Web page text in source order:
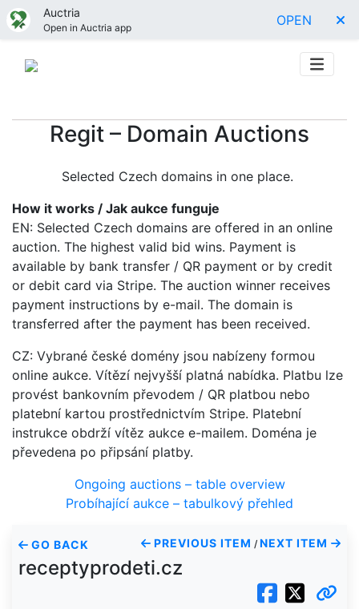
Auctria
Open in Auctria app OPEN
Regit – Domain Auctions
Selected Czech domains in one place.
How it works / Jak aukce funguje
EN: Selected Czech domains are offered in an online
auction. The highest valid bid wins. Payment is
available by bank transfer / QR payment or by credit
or debit card via Stripe. The auction winner receives
payment instructions by e-mail. The domain is
transferred after the payment has been received.
CZ: Vybrané české domény jsou nabízeny formou
online aukce. Vítězí nejvyšší platná nabídka. Platbu lze
provést bankovním převodem / QR platbou nebo
platební kartou prostřednictvím Stripe. Platební
instrukce obdrží vítěz aukce e-mailem. Doména je
převedena po připsání platby.
Ongoing auctions – table overview
Probíhající aukce – tabulkový přehled
GO BACK PREVIOUS ITEM / NEXT ITEM
receptyprodeti.cz